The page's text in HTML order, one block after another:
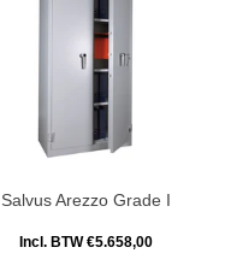
Salvus Arezzo Grade I
Incl. BTW €5.658,00